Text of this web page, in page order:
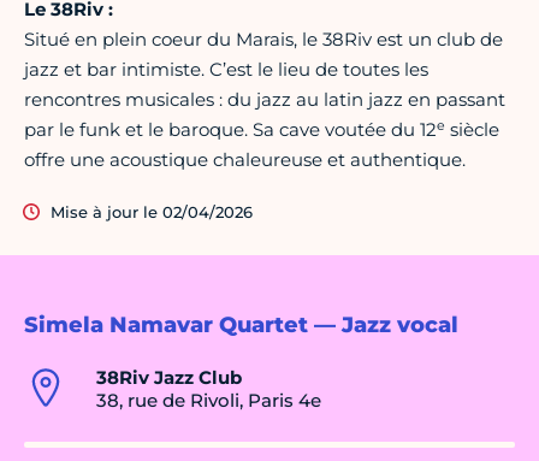
Simela Namavar Quartet — Jazz vocal
38Riv Jazz Club
38, rue de Rivoli, Paris 4e
Le 38Riv :
Situé en plein coeur du Marais, le 38Riv est un club de
jazz et bar intimiste. C’est le lieu de toutes les
rencontres musicales : du jazz au latin jazz en passant
par le funk et le baroque. Sa cave voutée du 12e siècle
offre une acoustique chaleureuse et authentique.
Mise à jour le 02/04/2026